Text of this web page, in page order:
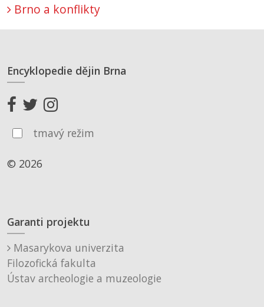
Brno a konflikty
Encyklopedie dějin Brna
tmavý režim
© 2026
Garanti projektu
Masarykova univerzita
Filozofická fakulta
Ústav archeologie a muzeologie